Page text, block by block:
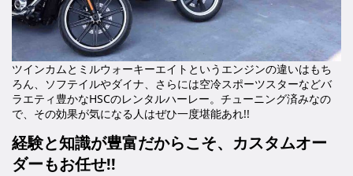
ツインカムとミルウォーキーエイトというエンジンの違いはもち
ろん、ソフテイルやダイナ、さらには空冷スポーツスターなどバ
ラエティ豊かなHSCのレンタルハーレー。チューニング済みなの
で、その効果が気になる人はぜひ一度堪能あれ!!
経験と知識が豊富だからこそ、カスタムオー
ダーもお任せ!!